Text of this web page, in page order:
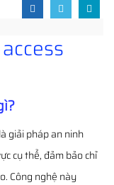
giải pháp an ninh
cụ thể, đảm bảo chỉ
Công nghệ này